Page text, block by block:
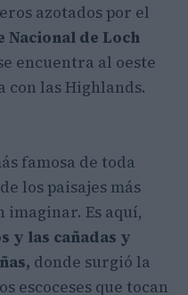
azotados por el
Nacional de Loch
encuentra al oeste
las Highlands.
famosa de toda
los paisajes más
imaginar. Es aquí,
y las cañadas y
donde surgió la
escoceses que tocan